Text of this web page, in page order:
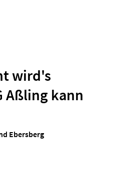
wird's
Aßling kann
Ebersberg